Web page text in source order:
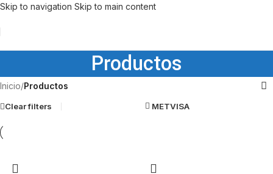
Skip to navigation Skip to main content
Productos
Inicio/Productos
Clear filters METVISA